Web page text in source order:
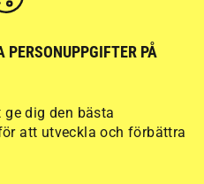
PÅ
dig den bästa
att utveckla och förbättra